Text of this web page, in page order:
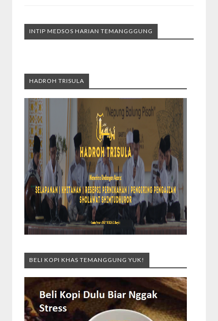
INTIP MEDSOS HARIAN TEMANGGGUNG
HADROH TRISULA
BELI KOPI KHAS TEMANGGUNG YUK!